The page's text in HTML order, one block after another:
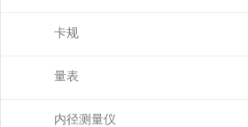
卡规
量表
内径测量仪